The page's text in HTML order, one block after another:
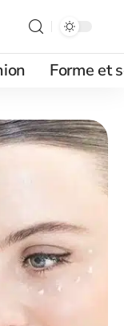
Forme et